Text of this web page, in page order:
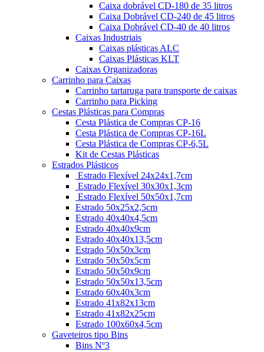
Caixa dobrável CD-180 de 35 litros
Caixa Dobrável CD-240 de 45 litros
Caixa Dobrável CD-40 de 40 litros
Caixas Industriais
Caixas plásticas ALC
Caixas Plásticas KLT
Caixas Organizadoras
Carrinho para Caixas
Carrinho tartaruga para transporte de caixas
Carrinho para Picking
Cestas Plásticas para Compras
Cesta Plástica de Compras CP-16
Cesta Plástica de Compras CP-16L
Cesta Plástica de Compras CP-6,5L
Kit de Cestas Plásticas
Estrados Plásticos
Estrado Flexível 24x24x1,7cm
Estrado Flexível 30x30x1,3cm
Estrado Flexível 50x50x1,7cm
Estrado 50x25x2,5cm
Estrado 40x40x4,5cm
Estrado 40x40x9cm
Estrado 40x40x13,5cm
Estrado 50x50x3cm
Estrado 50x50x5cm
Estrado 50x50x9cm
Estrado 50x50x13,5cm
Estrado 60x40x3cm
Estrado 41x82x13cm
Estrado 41x82x25cm
Estrado 100x60x4,5cm
Gaveteiros tipo Bins
Bins Nº3